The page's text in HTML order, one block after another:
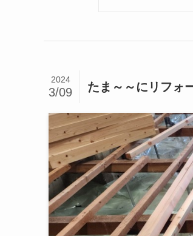
たま～～にリフォ
2024
3/09